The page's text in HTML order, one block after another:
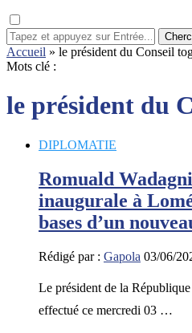
Accueil » le président du Conseil
Mots clé :
le président du
DIPLOMATIE
Romuald
inaugurale à
bases d’un
Rédigé par : Gapola 03/06/
Le président de la
effectué ce mercredi 03 …